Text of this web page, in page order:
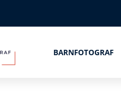
BARNFOTOGRAF